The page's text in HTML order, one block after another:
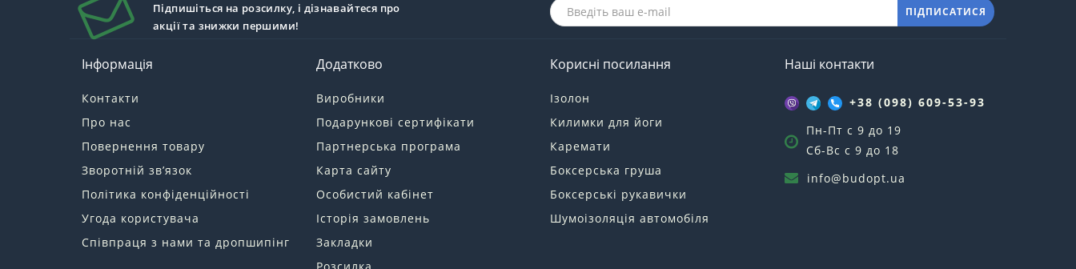
Підпишіться на розсилку, і дізнавайтеся про
акції та знижки першими!
ПІДПИСАТИСЯ
Інформація
Контакти
Про нас
Повернення товару
Зворотній зв’язок
Політика конфіденційності
Угода користувача
Співпраця з нами та дропшипінг
Додатково
Виробники
Подарункові сертифікати
Партнерська програма
Карта сайту
Особистий кабінет
Історія замовлень
Закладки
Корисні посилання
Ізолон
Килимки для йоги
Каремати
Боксерська груша
Боксерські рукавички
Шумоізоляція автомобіля
Наші контакти
+38 (098) 609-53-93
Пн-Пт с 9 до 19
Сб-Вс с 9 до 18
info@budopt.ua